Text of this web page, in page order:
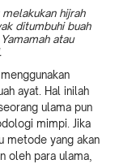
hijrah
ditumbuhi buah
atau
ayat. Hal inilah
ulama pun
mimpi. Jika
metode yang akan
oleh para ulama,